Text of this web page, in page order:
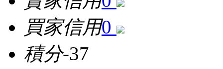
買家信用0
積分-37